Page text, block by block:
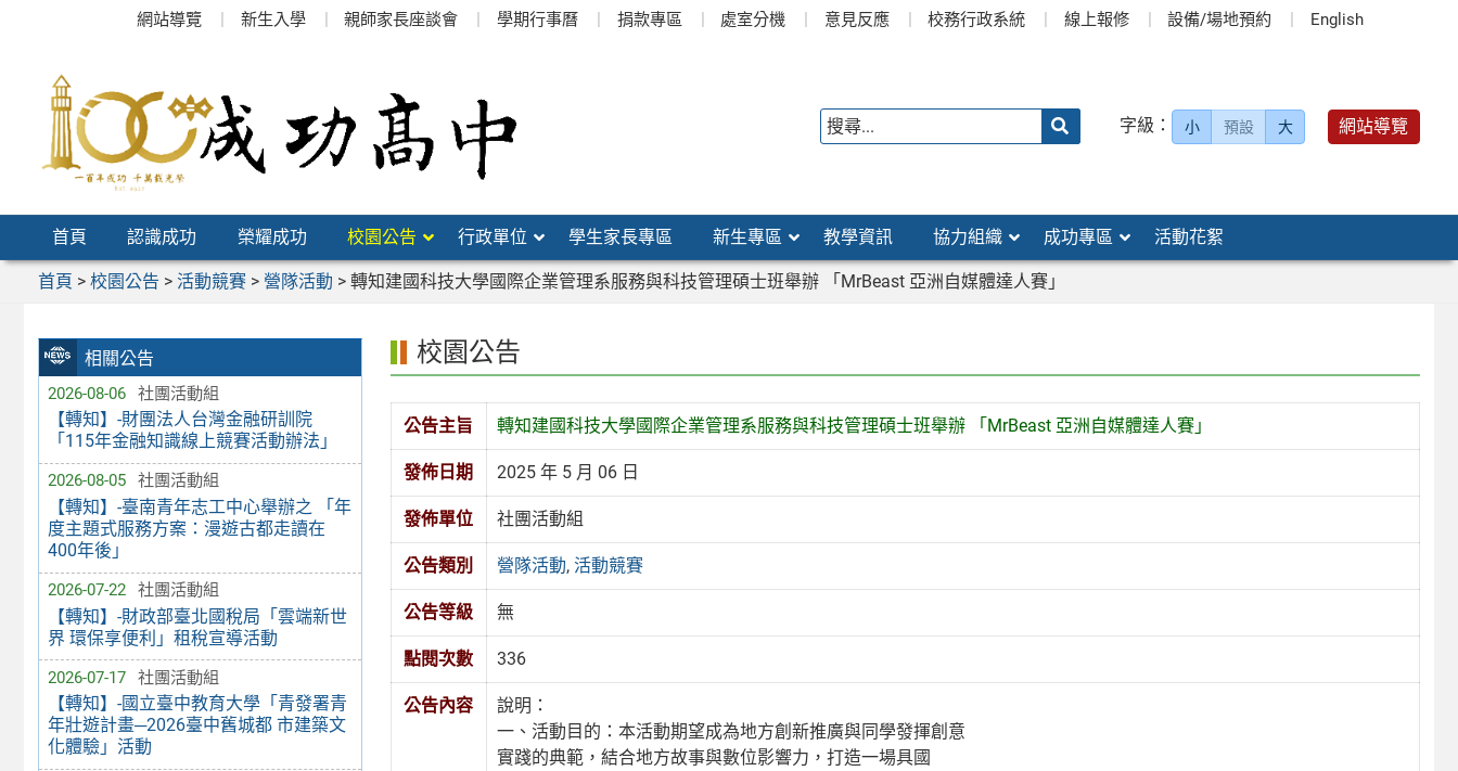
網站導覽 新生入學 親師家長座談會 學期行事曆 捐款專區 處室分機 意見反應 校務行政系統 線上報修 設備/場地預約 English
字級： 小 預設 大 網站導覽
首頁 認識成功 榮耀成功 校園公告 行政單位 學生家長專區 新生專區 教學資訊 協力組織 成功專區 活動花絮
首頁 > 校園公告 > 活動競賽> 營隊活動 > 轉知建國科技大學國際企業管理系服務與科技管理碩士班舉辦 「MrBeast 亞洲自媒體達人賽」
相關公告
2026-08-06 社團活動組
【轉知】-財團法人台灣金融研訓院
「115年金融知識線上競賽活動辦法」
2026-08-05 社團活動組
【轉知】-臺南青年志工中心舉辦之 「年
度主題式服務方案：漫遊古都走讀在
400年後」
2026-07-22 社團活動組
【轉知】-財政部臺北國稅局「雲端新世
界 環保享便利」租稅宣導活動
2026-07-17 社團活動組
【轉知】-國立臺中教育大學「青發署青
年壯遊計畫─2026臺中舊城都 市建築文
化體驗」活動
校園公告
公告主旨 轉知建國科技大學國際企業管理系服務與科技管理碩士班舉辦 「MrBeast 亞洲自媒體達人賽」
發佈日期 2025 年 5 月 06 日
發佈單位 社團活動組
公告類別 營隊活動,活動競賽
公告等級 無
點閱次數 336
公告內容
說明：
一、活動目的：本活動期望成為地方創新推廣與同學發揮創意
實踐的典範，結合地方故事與數位影響力，打造一場具國